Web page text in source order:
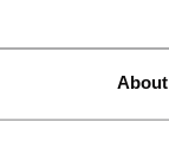
About